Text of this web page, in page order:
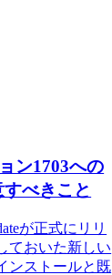
ン1703への
べきこと
が正式にリリ
ておいた新しい
ンストールと既